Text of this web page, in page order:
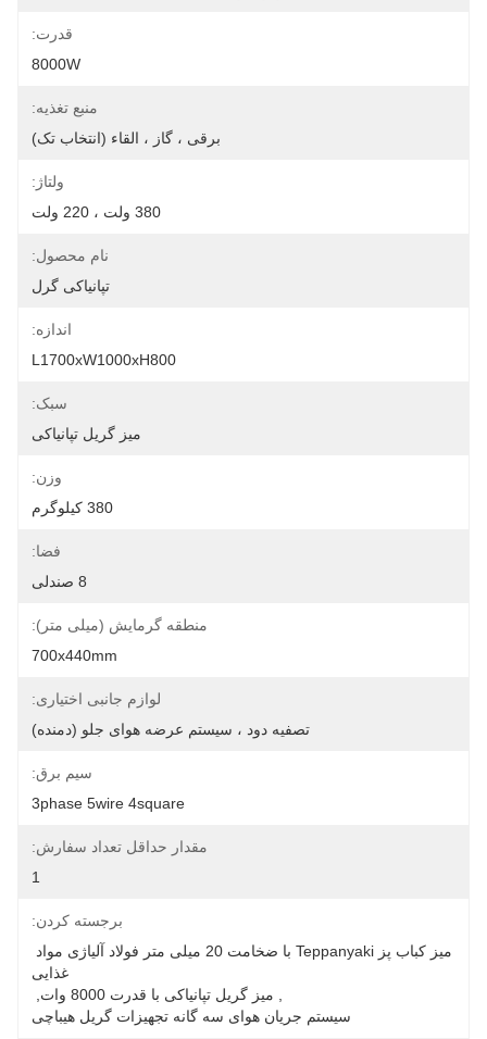
قدرت:
8000W
منبع تغذیه:
برقی ، گاز ، القاء (انتخاب تک)
ولتاژ:
380 ولت ، 220 ولت
نام محصول:
تپانیاکی گرل
اندازه:
L1700xW1000xH800
سبک:
میز گریل تپانیاکی
وزن:
380 کیلوگرم
فضا:
8 صندلی
منطقه گرمایش (میلی متر):
700x440mm
لوازم جانبی اختیاری:
تصفیه دود ، سیستم عرضه هوای جلو (دمنده)
سیم برق:
3phase 5wire 4square
مقدار حداقل تعداد سفارش:
1
برجسته کردن:
غذایی
میز گریل تپانیاکی با قدرت 8000 وات
سیستم جریان هوای سه گانه تجهیزات گریل هیباچی